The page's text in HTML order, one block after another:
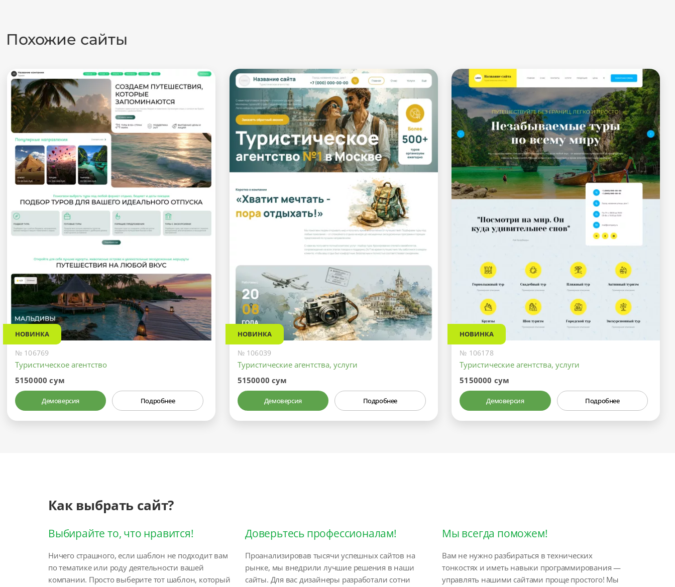
Похожие сайты
НОВИНКА
№ 106769
Туристическое агентство
5150000 сум
Демоверсия Подробнее
НОВИНКА
№ 106039
Туристические агентства, услуги
5150000 сум
Демоверсия Подробнее
НОВИНКА
№ 106178
Туристические агентства, услуги
5150000 сум
Демоверсия Подробнее
Как выбрать сайт?
Выбирайте то, что нравится!
Ничего страшного, если шаблон не подходит вам
по тематике или роду деятельности вашей
компании. Просто выберите тот шаблон, который
Доверьтесь профессионалам!
Проанализировав тысячи успешных сайтов на
рынке, мы внедрили лучшие решения в наши
сайты. Для вас дизайнеры разработали сотни
Мы всегда поможем!
Вам не нужно разбираться в технических
тонкостях и иметь навыки программирования —
управлять нашими сайтами проще простого! Мы